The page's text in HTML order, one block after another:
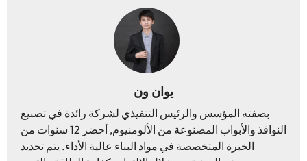
يوان ون
بصفته المؤسس والرئيس التنفيذي لشركة رائدة في تصنيع
النوافذ والأبواب المصنوعة من الألومنيوم, أحضر 12 سنوات من
الخبرة المتخصصة في مواد البناء عالية الأداء. يتم تحديد